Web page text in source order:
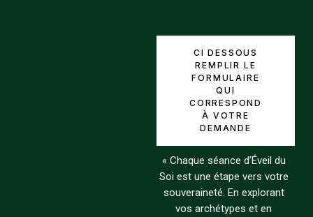
CI DESSOUS
REMPLIR LE
FORMULAIRE
QUI
CORRESPOND
À VOTRE
DEMANDE
« Chaque séance d’Éveil du
Soi est une étape vers votre
souveraineté. En explorant
vos archétypes et en